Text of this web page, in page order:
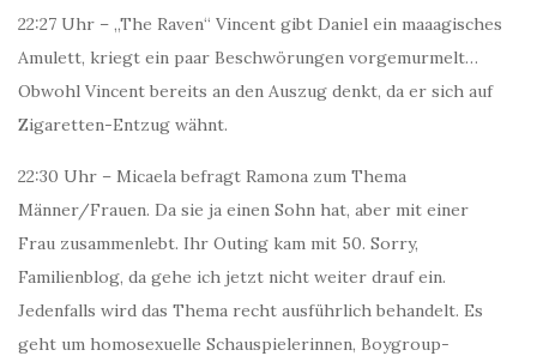
22:27 Uhr – „The Raven“ Vincent gibt Daniel ein maaagisches
Amulett, kriegt ein paar Beschwörungen vorgemurmelt…
Obwohl Vincent bereits an den Auszug denkt, da er sich auf
Zigaretten-Entzug wähnt.
22:30 Uhr – Micaela befragt Ramona zum Thema
Männer/Frauen. Da sie ja einen Sohn hat, aber mit einer
Frau zusammenlebt. Ihr Outing kam mit 50. Sorry,
Familienblog, da gehe ich jetzt nicht weiter drauf ein.
Jedenfalls wird das Thema recht ausführlich behandelt. Es
geht um homosexuelle Schauspielerinnen, Boygroup-